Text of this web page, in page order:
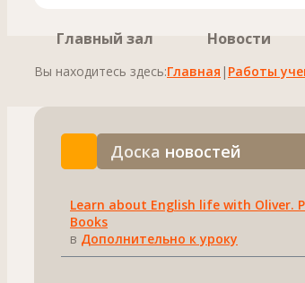
Главный зал Новости
Вы находитесь здесь:Главная | Работы
Доска новостей
Learn about English life with Oliver.
Books
в Дополнительно к уроку